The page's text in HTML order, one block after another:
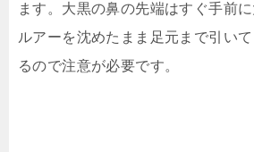
ます。大黒の鼻の先端はすぐ手前に
ルアーを沈めたまま足元まで引い
るので注意が必要です。